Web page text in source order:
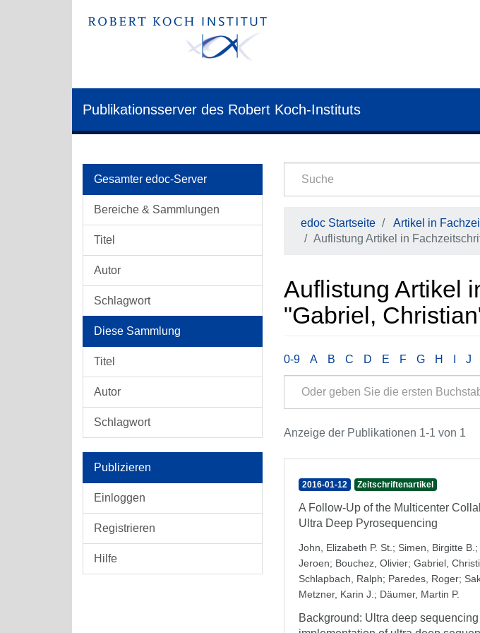
Publikationsserver des Robert Koch-Instituts
Gesamter edoc-Server
Bereiche & Sammlungen
Titel
Autor
Schlagwort
Diese Sammlung
Titel
Autor
Schlagwort
Publizieren
Einloggen
Registrieren
Hilfe
edoc Startseite Artikel in
Auflistung Artikel in
Auflistung Artikel
"Gabriel,
0-9 A B C D E F G H J
Anzeige der Publikationen 1-1 von 1
2016-01-12 Zeitschriftenartikel
A Follow-Up of the Multicenter
Ultra Deep Pyrosequencing
John, Elizabeth P. St. ; Simen, Birgitte B. ;
Jeroen; Bouchez, Olivier; Gabriel,
Schlapbach, Ralph; Paredes, Roger;
Metzner, Karin J. ; Däumer, Martin P.
Background: Ultra deep